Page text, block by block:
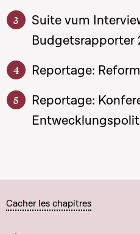
Suite vum
Budgetsrapporter
Reportage:
Reportage:
Cacher les chapitres